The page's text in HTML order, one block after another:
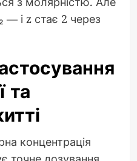
— і z стає 2 через
та
концентрація